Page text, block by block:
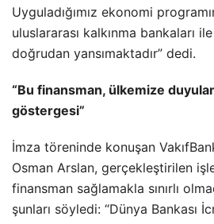
Uyguladığımız ekonomi
uluslararası kalkınma bankaları
doğrudan yansımaktadır” dedi.
“Bu finansman, ülkemize
göstergesi”
İmza töreninde konuşan
Osman Arslan, gerçekleştirilen
finansman sağlamakla sınırlı
şunları söyledi: “Dünya Bankası